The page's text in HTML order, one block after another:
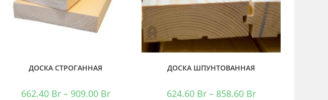
ДОСКА СТРОГАННАЯ
662.40 Br – 909.00 Br
ДОСКА ШПУНТОВАННАЯ
624.60 Br – 858.60 Br